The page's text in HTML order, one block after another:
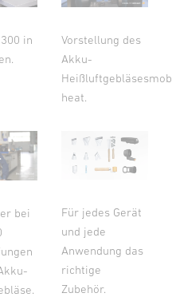
in
Vorstellung des
Akku-
Heißluftgebläsesmobile
heat.
bei
Für jedes Gerät
und jede
Anwendung das
richtige
Zubehör.